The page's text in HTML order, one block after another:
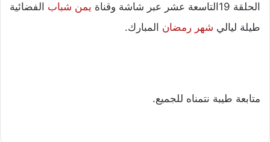
الحلقة 19التاسعة عشر عبر شاشة وقناة
يمن شباب الفضائية
طيلة ليالي شهر رمضان المبارك.
متابعة طيبة نتمناه للجميع.